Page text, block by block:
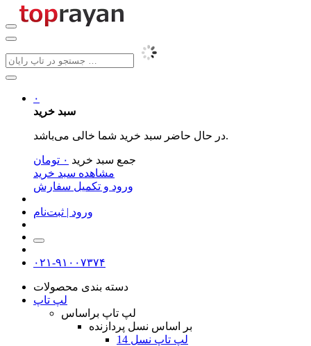
۰
سبد خرید
در حال حاضر سبد خرید شما خالی می‌باشد.
جمع سبد خرید ۰ تومان
مشاهده سبد خرید
ورود و تکمیل سفارش
ورود | ثبت‌نام
۰۲۱-۹۱۰۰۷۳۷۴
دسته بندی محصولات
لپ تاپ
لپ تاپ براساس
بر اساس نسل پردازنده
لپ تاپ نسل 14